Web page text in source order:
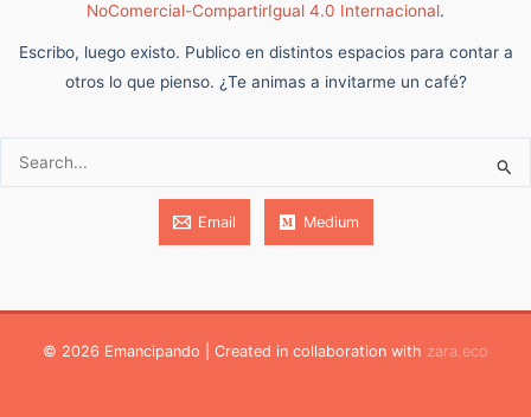
NoComercial-CompartirIgual 4.0 Internacional.
Escribo, luego existo. Publico en distintos espacios para contar a
otros lo que pienso. ¿Te animas a invitarme un café?
Buscar:
Email Medium
© 2026 Emancipando | Created in collaboration with zara.eco